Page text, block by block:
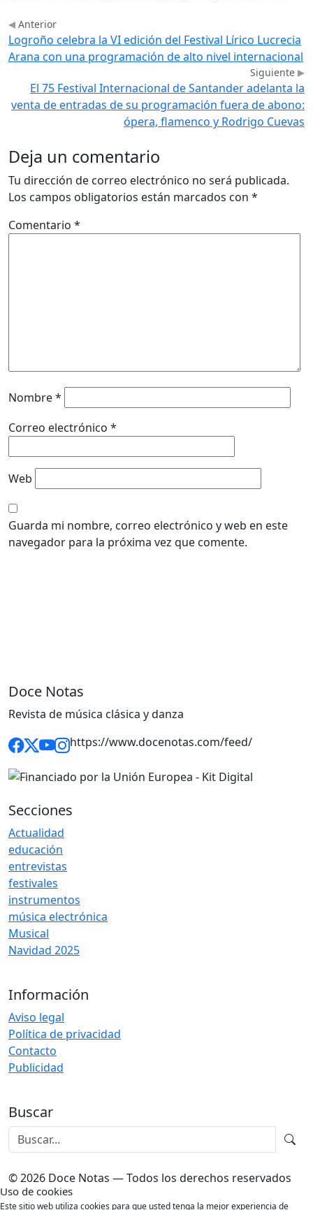
Anterior
Logroño celebra la VI edición del Festival Lírico Lucrecia
Arana con una programación de alto nivel internacional
Siguiente
El 75 Festival Internacional de Santander adelanta la
venta de entradas de su programación fuera de abono:
ópera, flamenco y Rodrigo Cuevas
Deja un comentario
Tu dirección de correo electrónico no será publicada.
Los campos obligatorios están marcados con *
Comentario *
Nombre*
Correo electrónico *
Web
Guarda mi nombre, correo electrónico y web en este
navegador para la próxima vez que comente.
Doce Notas
Revista de música clásica y danza
https://www.docenotas.com/feed/
Secciones
Actualidad
educación
entrevistas
festivales
instrumentos
música electrónica
Musical
Navidad 2025
Información
Aviso legal
Política de privacidad
Contacto
Publicidad
Buscar
© 2026 Doce Notas — Todos los derechos reservados
Uso de cookies
Este sitio web utiliza cookies para que usted tenga la mejor experiencia de